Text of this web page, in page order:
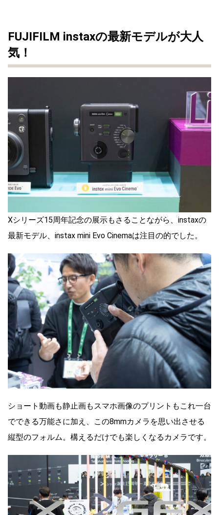
FUJIFILM instaxの最新モデルが大人
気！
Xシリーズ15周年記念の展示もさることながら、instaxの
最新モデル、instax mini Evo Cinemaは注目の的でした。
ショート動画も静止画もスマホ画像のプリントもこれ一台
でできる万能さに加え、この8mmカメラを思い出させる
縦型のフォルム。構えるだけでも楽しくなるカメラです。